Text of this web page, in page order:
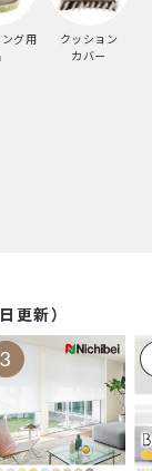
グ用
クッション
カバー
更新）